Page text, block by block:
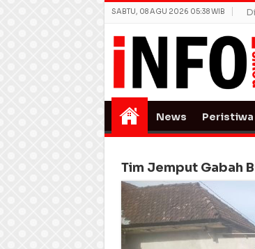
SABTU, 08 AGU 2026 05:38 WIB
News Peristiwa
Tim Jemput Gabah